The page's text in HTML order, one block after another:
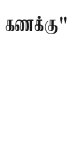
கணக்கு"